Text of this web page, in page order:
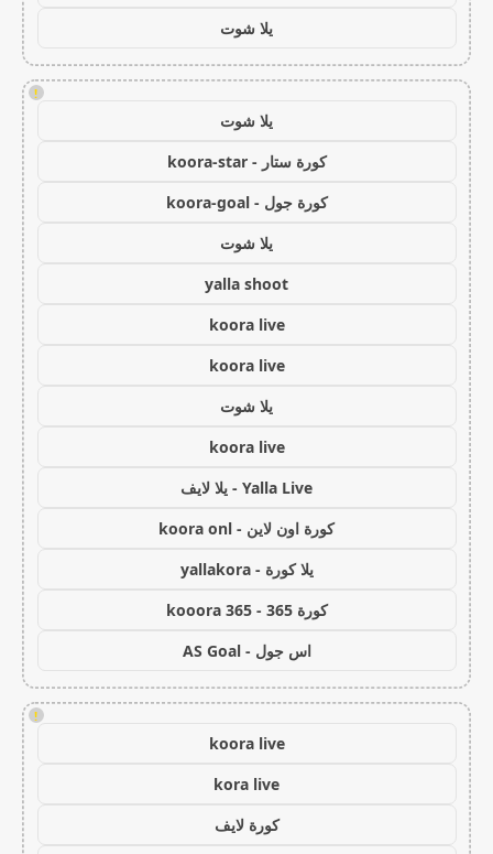
يلا شوت
!
يلا شوت
كورة ستار - koora-star
كورة جول - koora-goal
يلا شوت
yalla shoot
koora live
koora live
يلا شوت
koora live
Yalla Live - يلا لايف
كورة اون لاين - koora onl
يلا كورة - yallakora
كورة 365 - kooora 365
اس جول - AS Goal
!
koora live
kora live
كورة لايف